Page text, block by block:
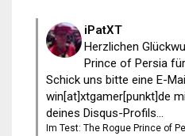
iPatXT
Herzlichen
Prince of Persia
Schick uns bitte eine E-
win[at]xtgamer[punkt]de
deines Disqus-Profils...
Im Test: The Rogue Prince of